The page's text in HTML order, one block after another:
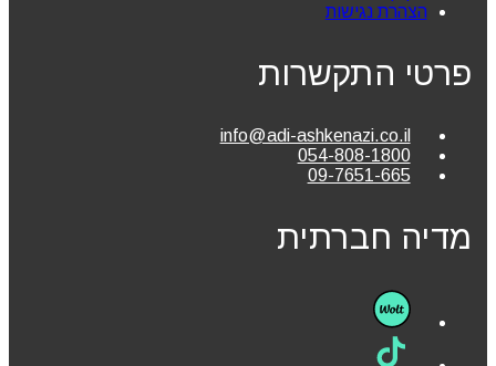
הצהרת נגישות
פרטי התקשרות
info@adi-ashkenazi.co.il
054-808-1800
09-7651-665
מדיה חברתית